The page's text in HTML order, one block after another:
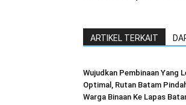
ARTIKEL TERKAIT
Wujudkan Pembinaan Yang
Optimal, Rutan Batam
Warga Binaan Ke Lapas